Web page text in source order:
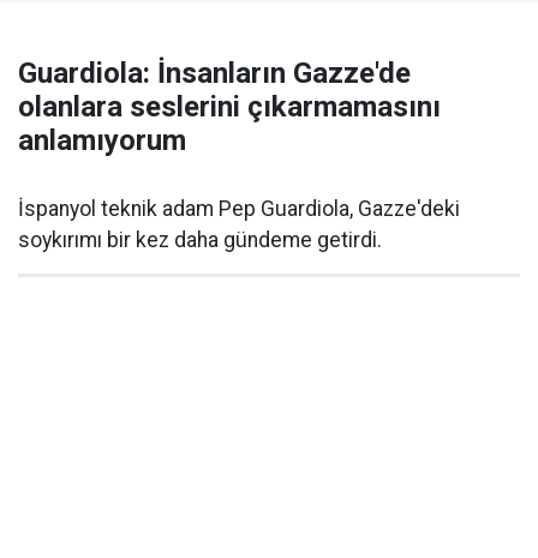
Guardiola: İnsanların Gazze'de
olanlara seslerini çıkarmamasını
anlamıyorum
İspanyol teknik adam Pep Guardiola, Gazze'deki
soykırımı bir kez daha gündeme getirdi.